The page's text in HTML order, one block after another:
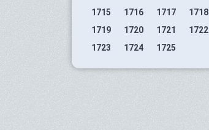
1715
1716 1717
1718
1719
1720 1721
1722
1723
1724 1725